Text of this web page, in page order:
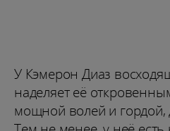
У Кэмерон Диаз
наделяет её
мощной волей и гордой,